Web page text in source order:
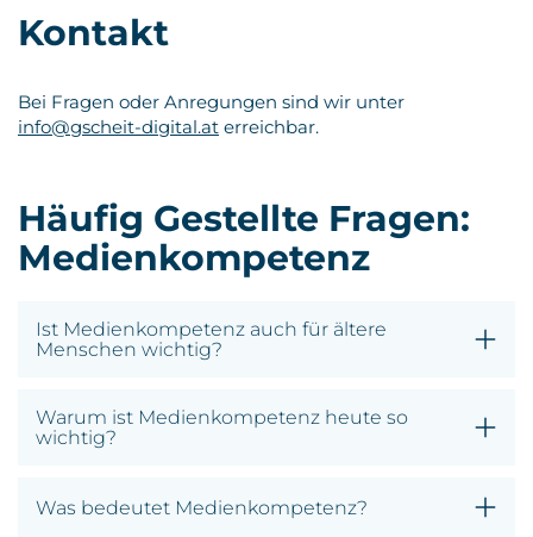
Kontakt
Bei Fragen oder Anregungen sind wir unter
info@gscheit-digital.at erreichbar.
Häufig Gestellte Fragen:
Medienkompetenz
Ist Medienkompetenz auch für ältere
Menschen wichtig?
Warum ist Medienkompetenz heute so
wichtig?
Was bedeutet Medienkompetenz?